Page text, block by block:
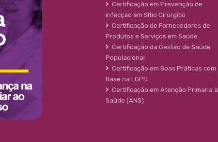
Certificação em Prevenção de
infecção em Sítio Cirúrgico
Certificação de Fornecedores de
Produtos e Serviços em Saúde
Certificação da Gestão de Saúde
Populacional
Certificação em Boas Práticas com
Base na LGPD
Certificação em Atenção Primaria à
Saúde (ANS)